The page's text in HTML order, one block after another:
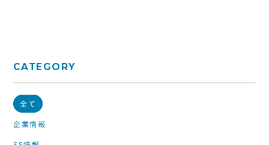
CATEGORY
全て
企業情報